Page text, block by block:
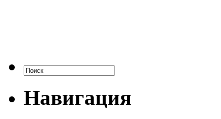
Навигация